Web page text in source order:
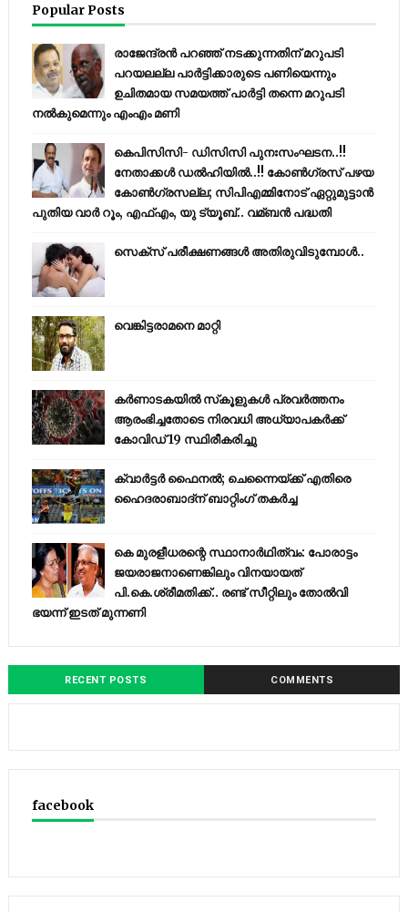
Popular Posts
രാജേന്ദ്രന്‍ പറഞ്ഞ് നടക്കുന്നതിന് മറുപടി
പറയലല്ല പാര്‍ട്ടിക്കാരുടെ പണിയെന്നും
ഉചിതമായ സമയത്ത് പാര്‍ട്ടി തന്നെ മറുപടി
നല്‍കുമെന്നും എംഎം മണി
കെപിസിസി- ഡിസിസി പുനഃസംഘടന..!!
നേതാക്കൾ ഡൽഹിയിൽ..!! കോണ്‍ഗ്രസ് പഴയ
കോണ്‍ഗ്രസല്ല; സിപിഎമ്മിനോട് ഏറ്റുമുട്ടാന്‍
പുതിയ വാര്‍ റൂം, എഫ്‌എം, യു ട്യൂബ്.. വമ്ബന്‍ പദ്ധതി
സെക്സ് പരീക്ഷണങ്ങൾ അതിരുവിടുമ്പോൾ..
വെങ്കിട്ടരാമനെ മാറ്റി
കര്‍ണാടകയില്‍ സ്‌കൂളുകള്‍ പ്രവര്‍ത്തനം
ആരംഭിച്ചതോടെ നിരവധി അധ്യാപകര്‍ക്ക്
കോവിഡ് 19 സ്ഥിരീകരിച്ചു
ക്വാർട്ടർ ഫൈനൽ; ചെന്നൈയ്ക്ക് എതിരെ
ഹൈദരാബാദ്ന് ബാറ്റിംഗ് തകർച്ച
കെ മുരളീധരന്റെ സ്ഥാനാർഥിത്വം: പോരാട്ടം
ജയരാജനാണെങ്കിലും വിനയായത്
പി.കെ.ശ്രീമതിക്ക്.. രണ്ട് സീറ്റിലും തോൽവി
ഭയന്ന്‌ ഇടത് മുന്നണി
RECENT POSTS COMMENTS
facebook